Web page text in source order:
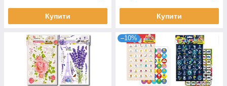
Купити Купити
–10%